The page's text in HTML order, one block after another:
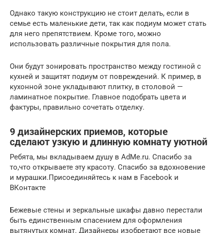
Однако такую конструкцию не стоит делать, если в
семье есть маленькие дети, так как подиум может стать
для него препятствием. Кроме того, можно
использовать различные покрытия для пола.
Они будут зонировать пространство между гостиной с
кухней и защитят подиум от повреждений. К пример, в
кухонной зоне укладывают плитку, в столовой —
ламинатное покрытие. Главное подобрать цвета и
фактуры, правильно сочетать отделку.
9 дизайнерских приемов, которые
сделают узкую и длинную комнату уютной
Ребята, мы вкладываем душу в AdMe.ru. Cпасибо за
то,что открываете эту красоту. Спасибо за вдохновение
и мурашки.Присоединяйтесь к нам в Facebook и
ВКонтакте
Бежевые стены и зеркальные шкафы давно перестали
быть единственным спасением для оформления
вытянутых комнат. Дизайнеры изобретают все новые